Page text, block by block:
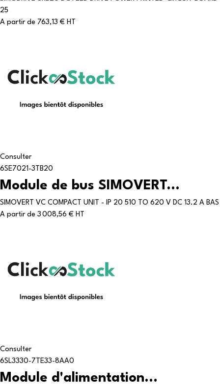
25
A partir de 763,13 € HT
Consulter
6SE7021-3TB20
Module de bus SIMOVERT...
SIMOVERT VC COMPACT UNIT - IP 20 510 TO 620 V DC 13.2 A BAS
A partir de 3 008,56 € HT
Consulter
6SL3330-7TE33-8AA0
Module d'alimentation...